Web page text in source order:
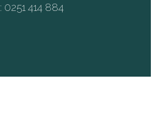
0251 414 884